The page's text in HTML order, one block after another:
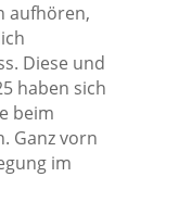
aufhören,
Diese und
haben sich
beim
Ganz vorn
im